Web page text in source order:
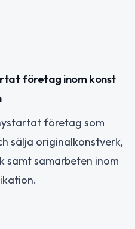
företag inom konst
företag som
sälja originalkonstverk,
samt samarbeten inom